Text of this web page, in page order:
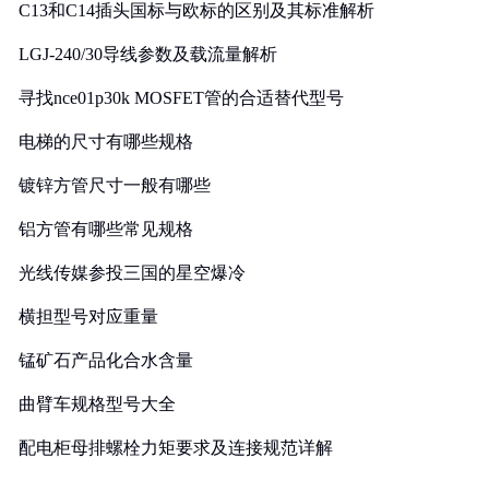
C13和C14插头国标与欧标的区别及其标准解析
LGJ-240/30导线参数及载流量解析
寻找nce01p30k MOSFET管的合适替代型号
电梯的尺寸有哪些规格
镀锌方管尺寸一般有哪些
铝方管有哪些常见规格
光线传媒参投三国的星空爆冷
横担型号对应重量
锰矿石产品化合水含量
曲臂车规格型号大全
配电柜母排螺栓力矩要求及连接规范详解